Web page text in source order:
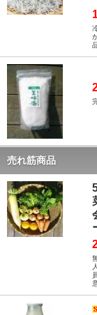
売れ筋商品